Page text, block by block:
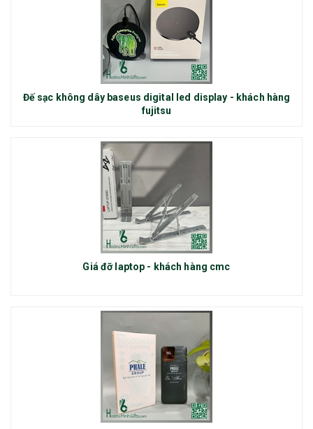
Đế sạc không dây baseus digital led display - khách hàng
fujitsu
Giá đỡ laptop - khách hàng cmc